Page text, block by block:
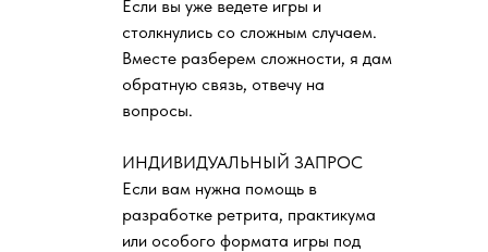
Если вы уже ведете игры и
столкнулись со сложным случаем.
Вместе разберем сложности, я дам
обратную связь, отвечу на
вопросы.
ИНДИВИДУАЛЬНЫЙ ЗАПРОС
Если вам нужна помощь в
разработке ретрита, практикума
или особого формата игры под